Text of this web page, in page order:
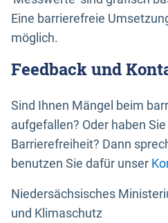
Eine barrierefreie
möglich.
Feedback und
Sind Ihnen Mängel beim
aufgefallen? Oder haben
Barrierefreiheit? Dann
benutzen Sie dafür unser
Niedersächsisches
und Klimaschutz